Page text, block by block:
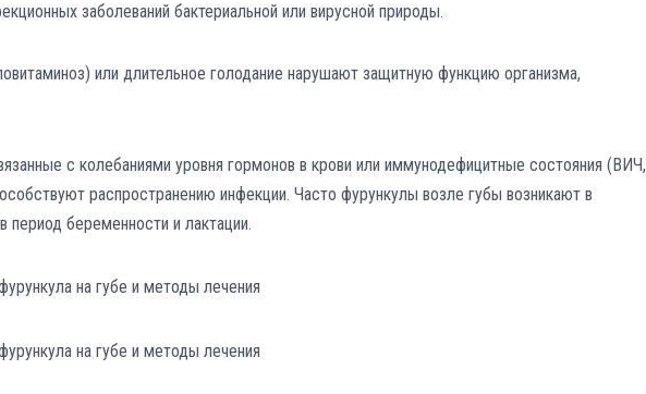
заболеваний бактериальной или вирусной природы.
или длительное голодание нарушают защитную функцию организма,
с колебаниями уровня гормонов в крови или иммунодефицитные состояния (ВИЧ,
распространению инфекции. Часто фурункулы возле губы возникают в
период беременности и лактации.